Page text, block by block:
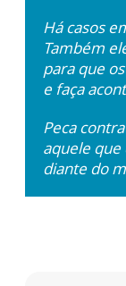
Há casos
Também
para que
e faça
Peca
aquele
diante do